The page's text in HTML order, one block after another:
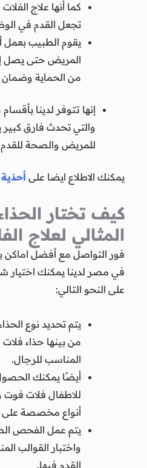
كما أنها علاج
تجعل القدم في
يقوم الطبيب بعمل
المريض حتى يصل
من الحماية
إنها تتوفر لدينا
والتي تحدث فارق
للمريض والصحة
يمكنك الاطلاع ايضا على
كيف تختار
المثالي لعلاج
فور التواصل مع أفضل اماكن
في مصر لدينا يمكنك
على النحو التالي:
يتم تحديد نوع
من بينها حذاء
المناسب للرجال.
أيضًا يمكنك
للاطفال فلات فوت
أنواع مخصصة على
يتم عمل الفحص
واختبار القوالب
القدم فيها.